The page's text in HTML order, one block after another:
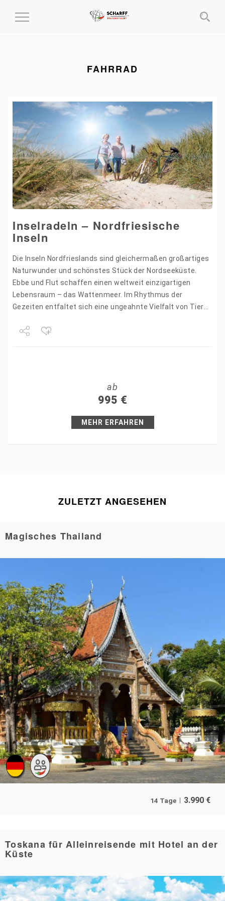
MENÜ
FAHRRAD
Inselradeln – Nordfriesische
Inseln
Die Inseln Nordfrieslands sind gleichermaßen großartiges
Naturwunder und schönstes Stück der Nordseeküste.
Ebbe und Flut schaffen einen weltweit einzigartigen
Lebensraum – das Wattenmeer. Im Rhythmus der
Gezeiten entfaltet sich eine ungeahnte Vielfalt von Tieren
ab
995 €
MEHR ERFAHREN
ZULETZT ANGESEHEN
Magisches Thailand
14 Tage 3.990 €
Toskana für Alleinreisende mit Hotel an der
Küste